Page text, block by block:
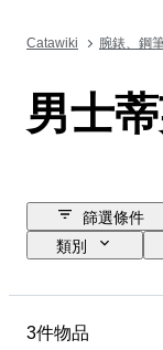
Catawiki 腕錶、鋼
男士
篩選條件
類別
時期
3件物品